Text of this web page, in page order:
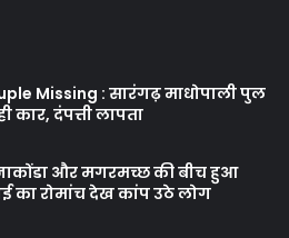
Missing : सारंगढ़ माधोपाली पुल
कार, दंपत्ती लापता
और मगरमच्छ की बीच हुआ
का रोमांच देख कांप उठे लोग